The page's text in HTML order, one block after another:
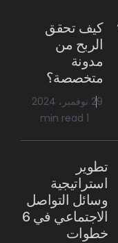
كيف تحقق
الربح من
مدونة
متخصصة؟
29 نوفمبر، 2024
1 min read
تطوير
استراتيجية
وسائل التواصل
الاجتماعي في 6
خطوات